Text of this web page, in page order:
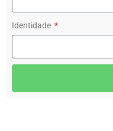
Identidade